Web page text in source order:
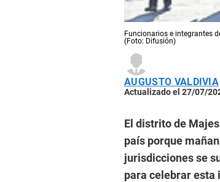
Funcionarios e integrantes
(Foto: Difusión)
AUGUSTO VALDIVIA
Actualizado el 27/07/
El distrito de
país porque
jurisdicciones se
para celebrar esta